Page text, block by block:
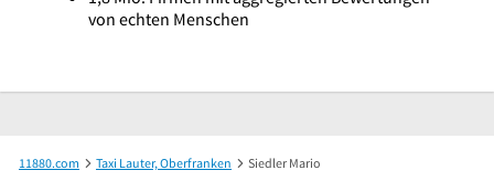
von echten Menschen
11880.com Taxi Lauter, Oberfranken Siedler Mario